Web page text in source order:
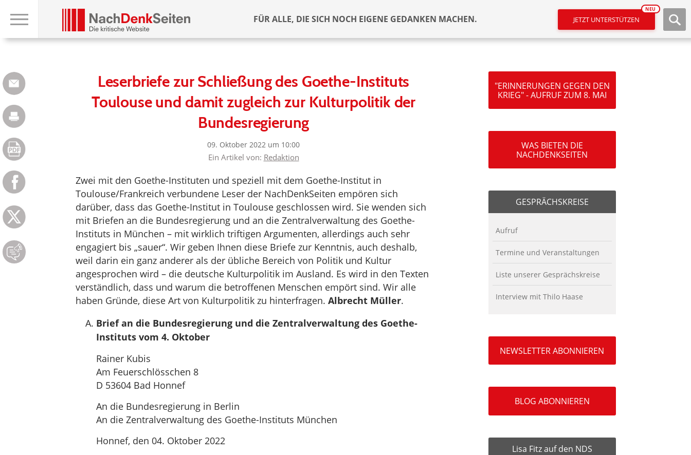
FÜR ALLE, DIE SICH NOCH EIGENE GEDANKEN MACHEN. JETZT UNTERSTÜTZEN
NEU
Leserbriefe zur Schließung des Goethe-Instituts
Toulouse und damit zugleich zur Kulturpolitik der
Bundesregierung
09. Oktober 2022 um 10:00
Ein Artikel von: Redaktion
Zwei mit den Goethe-Instituten und speziell mit dem Goethe-Institut in
Toulouse/Frankreich verbundene Leser der NachDenkSeiten empören sich
darüber, dass das Goethe-Institut in Toulouse geschlossen wird. Sie wenden sich
mit Briefen an die Bundesregierung und an die Zentralverwaltung des Goethe-
Instituts in München – mit wirklich triftigen Argumenten, allerdings auch sehr
engagiert bis „sauer“. Wir geben Ihnen diese Briefe zur Kenntnis, auch deshalb,
weil darin ein ganz anderer als der übliche Bereich von Politik und Kultur
angesprochen wird – die deutsche Kulturpolitik im Ausland. Es wird in den Texten
verständlich, dass und warum die betroffenen Menschen empört sind. Wir alle
haben Gründe, diese Art von Kulturpolitik zu hinterfragen. Albrecht Müller.
Brief an die Bundesregierung und die Zentralverwaltung des Goethe-
Instituts vom 4. Oktober
Rainer Kubis
Am Feuerschlösschen 8
D 53604 Bad Honnef
An die Bundesregierung in Berlin
An die Zentralverwaltung des Goethe-Instituts München
Honnef, den 04. Oktober 2022
"ERINNERUNGEN GEGEN DEN
KRIEG" - AUFRUF ZUM 8. MAI
WAS BIETEN DIE
NACHDENKSEITEN
GESPRÄCHSKREISE
Aufruf
Termine und Veranstaltungen
Liste unserer Gesprächskreise
Interview mit Thilo Haase
NEWSLETTER ABONNIEREN
BLOG ABONNIEREN
Lisa Fitz auf den NDS